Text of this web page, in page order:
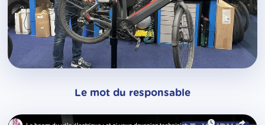
Le mot du responsable